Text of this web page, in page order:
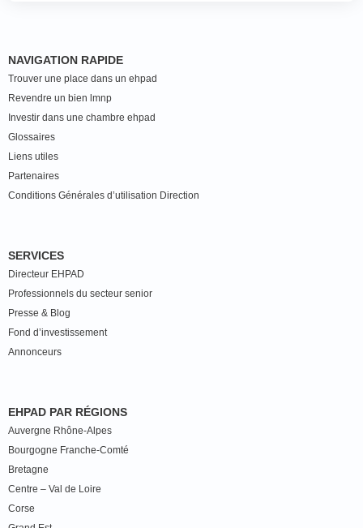
NAVIGATION RAPIDE
Trouver une place dans un ehpad
Revendre un bien lmnp
Investir dans une chambre ehpad
Glossaires
Liens utiles
Partenaires
Conditions Générales d’utilisation Direction
SERVICES
Directeur EHPAD
Professionnels du secteur senior
Presse & Blog
Fond d’investissement
Annonceurs
EHPAD PAR RÉGIONS
Auvergne Rhône-Alpes
Bourgogne Franche-Comté
Bretagne
Centre – Val de Loire
Corse